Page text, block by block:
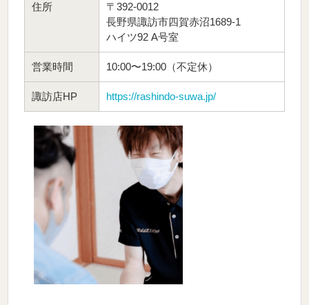
住所
〒392-0012
長野県諏訪市四賀赤沼1689-1
ハイツ92 A号室
営業時間 10:00〜19:00（不定休）
諏訪店HP https://rashindo-suwa.jp/